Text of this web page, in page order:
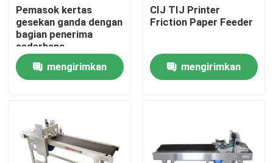
Rumah
Produk
Tentang Kami
Pemasok kertas
gesekan ganda dengan
bagian penerima
sederhana
mengirimkan
CIJ TIJ Printer
Friction Paper Feeder
mengirimkan